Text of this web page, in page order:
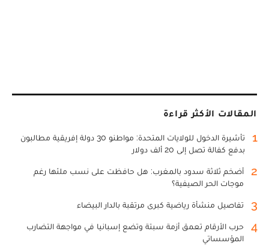
المقالات الأكثر قراءة
1
تأشيرة الدخول للولايات المتحدة: مواطنو 30 دولة إفريقية مطالبون
بدفع كفالة تصل إلى 20 ألف دولار
2
أضخم ثلاثة سدود بالمغرب: هل حافظت على نسب ملئها رغم
موجات الحر الصيفية؟
3 تفاصيل منشأة رياضية كبرى مرتقبة بالدار البيضاء
4
حرب الأرقام تعمق أزمة سبتة وتضع إسبانيا في مواجهة التضارب
المؤسساتي